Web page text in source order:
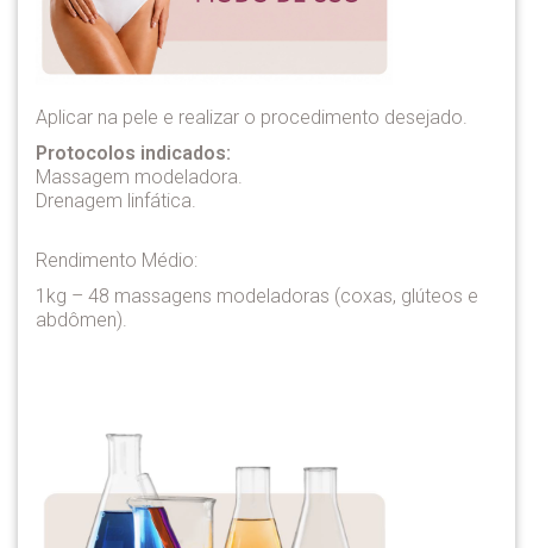
Aplicar na pele e realizar o procedimento desejado.
Protocolos indicados:
Massagem modeladora.
Drenagem linfática.
Rendimento Médio:
1kg – 48 massagens modeladoras (coxas, glúteos e
abdômen).